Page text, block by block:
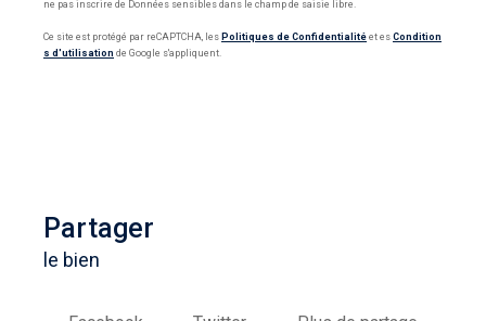
ne pas inscrire de Données sensibles dans le champ de saisie libre.
Ce site est protégé par reCAPTCHA, les Politiques de Confidentialité et es Condition
s d'utilisation de Google s'appliquent.
partager
le bien